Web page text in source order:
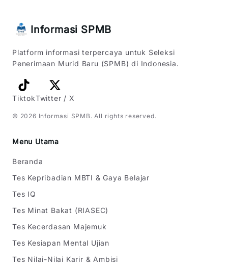
Informasi SPMB
Platform informasi terpercaya untuk Seleksi
Penerimaan Murid Baru (SPMB) di Indonesia.
TiktokTwitter / X
© 2026 Informasi SPMB . All rights reserved.
Menu Utama
Beranda
Tes Kepribadian MBTI & Gaya Belajar
Tes IQ
Tes Minat Bakat (RIASEC)
Tes Kecerdasan Majemuk
Tes Kesiapan Mental Ujian
Tes Nilai-Nilai Karir & Ambisi